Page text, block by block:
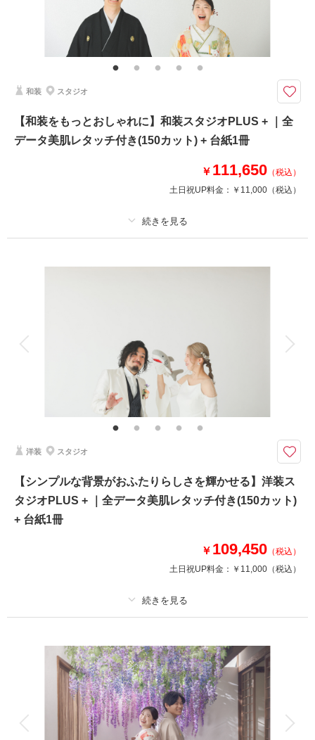
その他含むもの
ヘアメイクアテンド / ライブレタッチ
おしゃれな背景のハウススタジオと室内に日本庭園を再現した和風スタジオ
自社オリジナルスタジオでの撮影、
セットプランとして通常よりお得な料金内容になっています！
おしゃれな背景セットでSNS映えも間違いなし！
このプランで撮影可能な撮影レポート
撮影日： 2026年7月6日
和装 スタジオ
【和装をもっとおしゃれに】和装スタジオPLUS + ｜全
データ美肌レタッチ付き(150カット) + 台紙1冊
￥ 111,650 （税込）
土日祝UP料金： ￥11,000 （税込）
家族用衣装レンタル
その他含むもの
ヘアメイクアテンド / ライブレタッチ
本格和装のスタジオプランに、自由な写真をプラスしたプランです
シンプルな背景だからこそ、おふたりの表情や衣装の美しさが際立つスタジ
こだわりのアルバムやグレードアップ衣装、髪飾りもご用意しています。
このプランで撮影可能な撮影レポート
スタジオアクア千葉船橋店（千葉）
洋装 スタジオ
【シンプルな背景がおふたりらしさを輝かせる】洋装ス
タジオPLUS + ｜全データ美肌レタッチ付き(150カット)
+ 台紙1冊
￥ 109,450 （税込）
土日祝UP料金： ￥11,000 （税込）
撮影料 新婦衣装1着 新郎衣装1着
着付け ヘアメイク 小物一式
アルバム データ 150 カット 台紙付写真
会食 挙式
家族用衣装レンタル ペットと撮影